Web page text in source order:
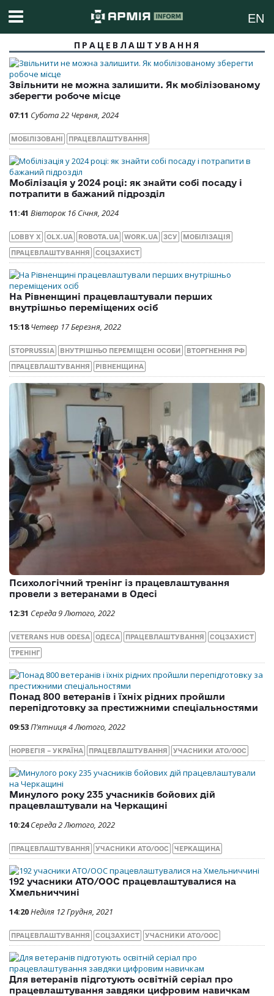
EN
ПРАЦЕВЛАШТУВАННЯ
Звільнити не можна залишити. Як мобілізованому
зберегти робоче місце
07:11 Субота 22 Червня, 2024
МОБІЛІЗОВАНІ ПРАЦЕВЛАШТУВАННЯ
Мобілізація у 2024 році: як знайти собі посаду і
потрапити в бажаний підрозділ
11:41 Вівторок 16 Січня, 2024
LOBBY X OLX.UA ROBOTA.UA WORK.UA ЗСУ МОБІЛІЗАЦІЯ
ПРАЦЕВЛАШТУВАННЯ СОЦЗАХИСТ
На Рівненщині працевлаштували перших
внутрішньо переміщених осіб
15:18 Четвер 17 Березня, 2022
STOPRUSSIA ВНУТРІШНЬО ПЕРЕМІЩЕНІ ОСОБИ ВТОРГНЕННЯ РФ
ПРАЦЕВЛАШТУВАННЯ РІВНЕНЩИНА
Психологічний тренінг із працевлаштування
провели з ветеранами в Одесі
12:31 Середа 9 Лютого, 2022
VETERANS HUB ODESA ОДЕСА ПРАЦЕВЛАШТУВАННЯ СОЦЗАХИСТ
ТРЕНІНГ
Понад 800 ветеранів і їхніх рідних пройшли
перепідготовку за престижними спеціальностями
09:53П’ятниця 4 Лютого, 2022
НОРВЕГІЯ – УКРАЇНА ПРАЦЕВЛАШТУВАННЯ УЧАСНИКИ АТО/ООС
Минулого року 235 учасників бойових дій
працевлаштували на Черкащині
10:24 Середа 2 Лютого, 2022
ПРАЦЕВЛАШТУВАННЯ УЧАСНИКИ АТО/ООС ЧЕРКАЩИНА
192 учасники АТО/ООС працевлаштувалися на
Хмельниччині
14:20Неділя 12 Грудня, 2021
ПРАЦЕВЛАШТУВАННЯ СОЦЗАХИСТ УЧАСНИКИ АТО/ООС
Для ветеранів підготують освітній серіал про
працевлаштування завдяки цифровим навичкам